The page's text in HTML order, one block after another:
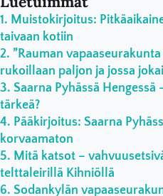
Muistokirjoitus:
taivaan kotiin
”Rauman
rukoillaan paljon ja jossa
Saarna Pyhässä
tärkeä?
Pääkirjoitus: Saarna
korvaamaton
Mitä katsot –
telttaleirillä Kihniöllä
Sodankylän